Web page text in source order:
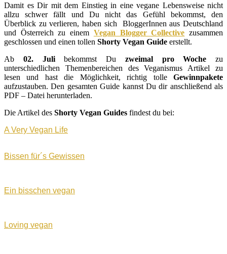
Damit es Dir mit dem Einstieg in eine vegane Lebensweise nicht
allzu schwer fällt und Du nicht das Gefühl bekommst, den
Überblick zu verlieren, haben sich BloggerInnen aus Deutschland
und Österreich zu einem Vegan Blogger Collective zusammen
geschlossen und einen tollen Shorty Vegan Guide erstellt.
Ab 02. Julibekommst Du zweimal pro Woche zu
unterschiedlichen Themenbereichen des Veganismus Artikel zu
lesen und hast die Möglichkeit, richtig tolle Gewinnpakete
aufzustauben. Den gesamten Guide kannst Du dir anschließend als
PDF – Datei herunterladen.
Die Artikel des Shorty Vegan Guides findest du bei:
A Very Vegan Life
Bissen für´s Gewissen
Ein bisschen vegan
Loving vegan